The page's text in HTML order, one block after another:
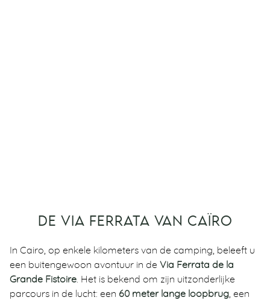
DE VIA FERRATA VAN CAÏRO
In Cairo, op enkele kilometers van de camping, beleeft u
een buitengewoon avontuur in de Via Ferrata de la
Grande Fistoire . Het is bekend om zijn uitzonderlijke
parcours in de lucht: een 60 meter lange loopbrug , een